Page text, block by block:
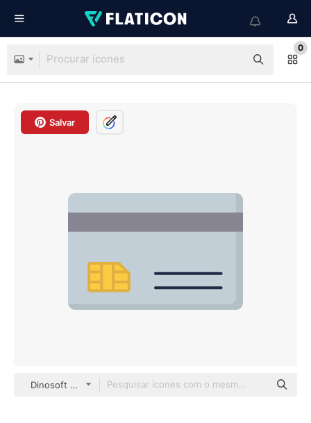
0
Salvar
Dinosoft Flat